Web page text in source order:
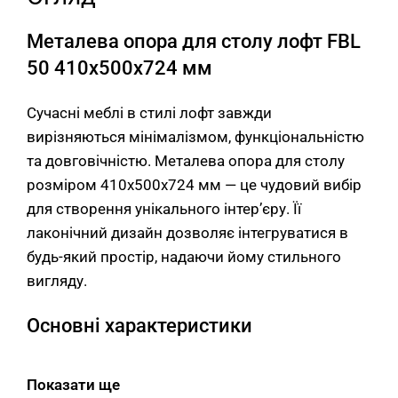
Металева опора для столу лофт FBL
50 410x500x724 мм
Сучасні меблі в стилі лофт завжди
вирізняються мінімалізмом, функціональністю
та довговічністю. Металева опора для столу
розміром 410x500x724 мм — це чудовий вибір
для створення унікального інтер’єру. Її
лаконічний дизайн дозволяє інтегруватися в
будь-який простір, надаючи йому стильного
вигляду.
Основні характеристики
естетичний вигляд завдяки якісним матеріалам
Показати ще